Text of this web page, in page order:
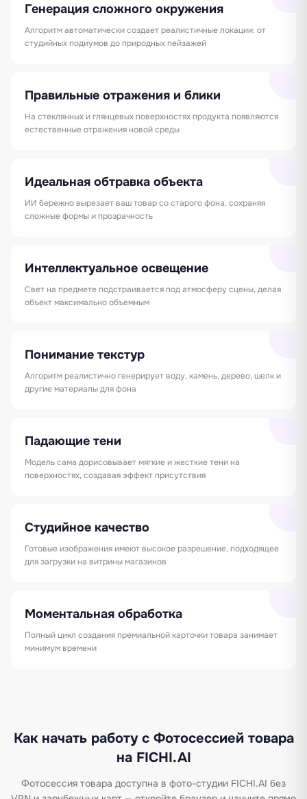
Генерация сложного окружения
Алгоритм автоматически создает реалистичные локации: от
студийных подиумов до природных пейзажей
Правильные отражения и блики
На стеклянных и глянцевых поверхностях продукта появляются
естественные отражения новой среды
Идеальная обтравка объекта
ИИ бережно вырезает ваш товар со старого фона, сохраняя
сложные формы и прозрачность
Интеллектуальное освещение
Свет на предмете подстраивается под атмосферу сцены, делая
объект максимально объемным
Понимание текстур
Алгоритм реалистично генерирует воду, камень, дерево, шелк и
другие материалы для фона
Падающие тени
Модель сама дорисовывает мягкие и жесткие тени на
поверхностях, создавая эффект присутствия
Студийное качество
Готовые изображения имеют высокое разрешение, подходящее
для загрузки на витрины магазинов
Моментальная обработка
Полный цикл создания премиальной карточки товара занимает
минимум времени
Как начать работу с Фотосессией товара
на FICHI.AI
Фотосессия товара доступна в фото-студии FICHI.AI без